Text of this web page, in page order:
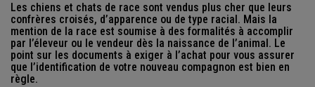
Les chiens et chats de race sont vendus plus cher que leurs
confrères croisés, d’apparence ou de type racial. Mais la
mention de la race est soumise à des formalités à accomplir
par l’éleveur ou le vendeur dès la naissance de l’animal. Le
point sur les documents à exiger à l’achat pour vous assurer
que l’identification de votre nouveau compagnon est bien en
règle.